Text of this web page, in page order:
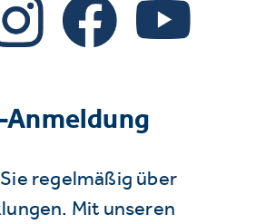
regelmäßig über
Mit unseren